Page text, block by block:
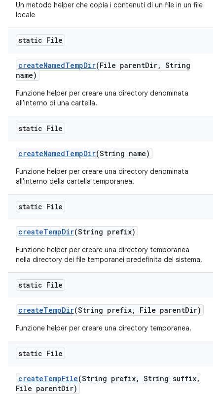
Un metodo helper che copia i contenuti di un file in un file
locale
static File
createNamedTempDir(File parentDir, String
name)
Funzione helper per creare una directory denominata
all'interno di una cartella.
static File
createNamedTempDir(String name)
Funzione helper per creare una directory denominata
all'interno della cartella temporanea.
static File
createTempDir(String prefix)
Funzione helper per creare una directory temporanea
nella directory dei file temporanei predefinita del sistema.
static File
createTempDir(String prefix, File parentDir)
Funzione helper per creare una directory temporanea.
static File
createTempFile(String prefix, String suffix,
File parentDir)